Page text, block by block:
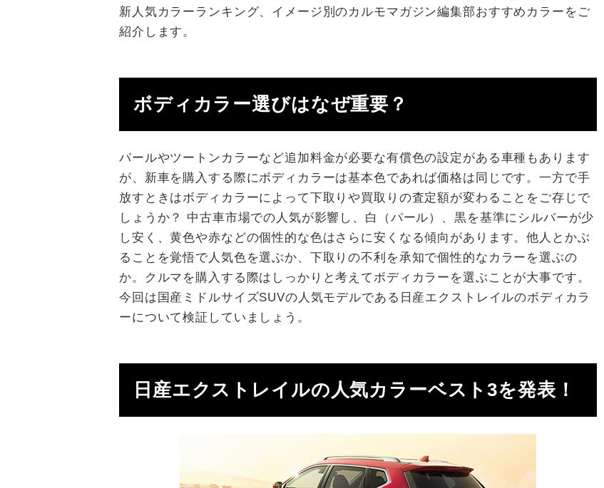
新人気カラーランキング、イメージ別のカルモマガジン編集部おすすめカラーをご
紹介します。
ボディカラー選びはなぜ重要？
パールやツートンカラーなど追加料金が必要な有償色の設定がある車種もあります
が、新車を購入する際にボディカラーは基本色であれば価格は同じです。一方で手
放すときはボディカラーによって下取りや買取りの査定額が変わることをご存じで
しょうか？ 中古車市場での人気が影響し、白（パール）、黒を基準にシルバーが少
し安く、黄色や赤などの個性的な色はさらに安くなる傾向があります。他人とかぶ
ることを覚悟で人気色を選ぶか、下取りの不利を承知で個性的なカラーを選ぶの
か。クルマを購入する際はしっかりと考えてボディカラーを選ぶことが大事です。
今回は国産ミドルサイズSUVの人気モデルである日産エクストレイルのボディカラ
ーについて検証していましょう。
日産エクストレイルの人気カラーベスト3を発表！